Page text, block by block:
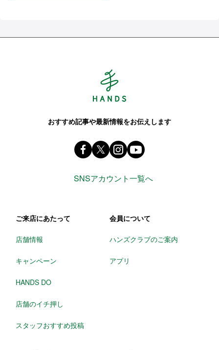
おすすめ記事や最新情報をお伝えします
Facebook ハンズ公式ファンページ
X(旧 twitter) @Hands_official_
instagram
SNSアカウント一覧へ
ご来店にあたって
店舗情報
キャンペーン
HANDS DO
店舗のイチ押し
スタッフおすすめ投稿
会員について
ハンズクラブのご案内
アプリ